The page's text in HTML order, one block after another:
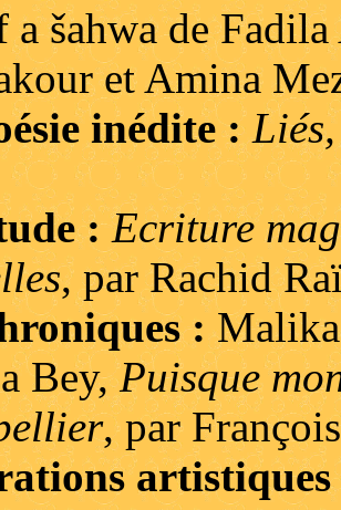
a šahwa de
et Amina
inédite :
:Ecriture
, par Rachid
:
Bey,Puisque
, par